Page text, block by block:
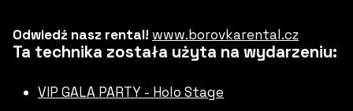
Odwiedź nasz rental! www.borovkarental.cz
Ta technika została użyta na wydarzeniu:
VIP GALA PARTY - Holo Stage